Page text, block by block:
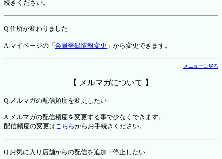
続きください。
Q.住所が変わりました
A.マイページの「 会員登録情報変更 」から変更できます。
メニューに戻る
【 メルマガについて 】
Q.メルマガの配信頻度を変更したい
A.メルマガの配信頻度を変更する事で少なくできます。
配信頻度の変更はこちらからお手続きください。
Q.お気に入り店舗からの配信を追加・停止したい